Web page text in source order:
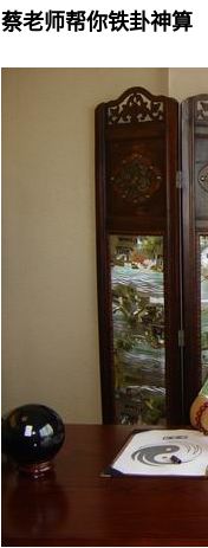
蔡老师帮你铁卦神算